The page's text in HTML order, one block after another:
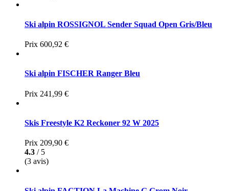
Ski alpin ROSSIGNOL Sender Squad Open Gris/Bleu
Prix 600,92 €
Ski alpin FISCHER Ranger Bleu
Prix 241,99 €
Skis Freestyle K2 Reckoner 92 W 2025
Prix 209,90 €
4.3 / 5
(3 avis)